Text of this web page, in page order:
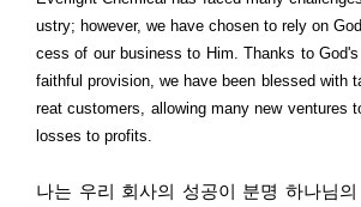
ustry; however, we have chosen to rely on
cess of our business to Him. Thanks to
faithful provision, we have been blessed with
reat customers, allowing many new ventures
losses to profits.
나는 우리 회사의 성공이 분명 하나님